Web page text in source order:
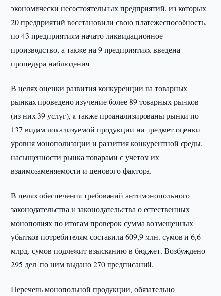
экономически несостоятельных предприятий, из которых
20 предприятий восстановили свою платежеспособность,
по 43 предприятиям начато ликвидационное
производство, а также на 9 предприятиях введена
процедура наблюдения.
В целях оценки развития конкуренции на товарных
рынках проведено изучение более 89 товарных рынков
(из них 39 услуг), а также проанализированы рынки по
137 видам локализуемой продукции на предмет оценки
уровня монополизации и развития конкурентной среды,
насыщенности рынка товарами с учетом их
взаимозаменяемости и ценового фактора.
В целях обеспечения требований антимонопольного
законодательства и законодательства о естественных
монополиях по итогам проверок сумма возмещенных
убытков потребителям составила 609,9 млн. сумов и 6,6
млрд. сумов подлежит взысканию в бюджет. Возбуждено
295 дел, по ним выдано 270 предписаний.
Перечень монопольной продукции, обязательно